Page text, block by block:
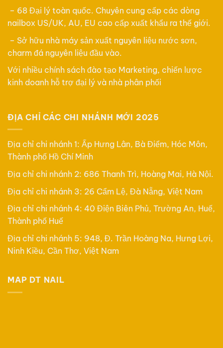
– 68 Đại lý toàn quốc. Chuyên cung cấp các dòng
nailbox US/UK, AU, EU cao cấp xuất khẩu ra thế giới.
– Sở hữu nhà máy sản xuất nguyên liệu nước sơn,
charm đá nguyên liệu đầu vào.
Với nhiều chính sách đào tạo Marketing, chiến lược
kinh doanh hỗ trợ đại lý và nhà phân phối
ĐỊA CHỈ CÁC CHI NHÁNH MỚI 2025
Địa chỉ chi nhánh 1: Ấp Hưng Lân, Bà Điểm, Hóc Môn,
Thành phố Hồ Chí Minh
Địa chỉ chi nhánh 2: 686 Thanh Trì, Hoàng Mai, Hà Nội.
Địa chỉ chi nhánh 3: 26 Cẩm Lệ, Đà Nẵng, Việt Nam
Địa chỉ chi nhánh 4: 40 Điện Biên Phủ, Trường An, Huế,
Thành phố Huế
Địa chỉ chi nhánh 5: 948, Đ. Trần Hoàng Na, Hưng Lợi,
Ninh Kiều, Cần Thơ, Việt Nam
MAP DT NAIL